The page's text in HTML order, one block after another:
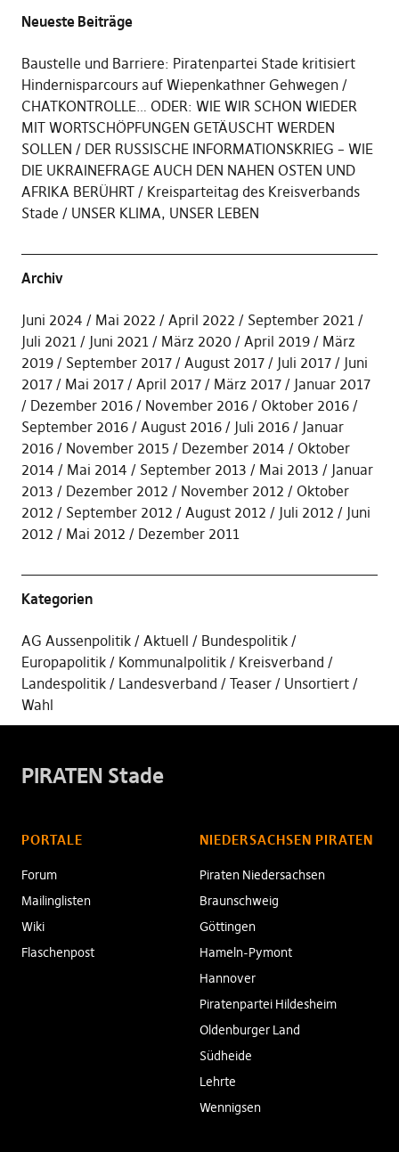
Neueste Beiträge
Baustelle und Barriere: Piratenpartei Stade kritisiert
Hindernisparcours auf Wiepenkathner Gehwegen
CHATKONTROLLE… ODER: WIE WIR SCHON WIEDER
MIT WORTSCHÖPFUNGEN GETÄUSCHT WERDEN
SOLLEN
DER RUSSISCHE INFORMATIONSKRIEG – WIE
DIE UKRAINEFRAGE AUCH DEN NAHEN OSTEN UND
AFRIKA BERÜHRT
Kreisparteitag des Kreisverbands
Stade
UNSER KLIMA, UNSER LEBEN
Archiv
Juni 2024 Mai 2022 April 2022
September 2021
Juli 2021
Juni 2021 März 2020 April 2019
März
2019
September 2017 August 2017 Juli 2017
Juni
2017
Mai 2017 April 2017 März 2017
Januar 2017
Dezember 2016
November 2016
Oktober 2016
September 2016
August 2016 Juli 2016
Januar
2016
November 2015 Dezember 2014
Oktober
2014
Mai 2014 September 2013 Mai 2013
Januar
2013
Dezember 2012 November 2012
Oktober
2012
September 2012 August 2012 Juli 2012
Juni
2012
Mai 2012 Dezember 2011
Kategorien
AG Aussenpolitik Aktuell
Bundespolitik
Europapolitik
Kommunalpolitik
Kreisverband
Landespolitik
Landesverband Teaser
Unsortiert
Wahl
PIRATEN Stade
PORTALE
Forum
Mailinglisten
Wiki
Flaschenpost
NIEDERSACHSEN PIRATEN
Piraten Niedersachsen
Braunschweig
Göttingen
Hameln-Pymont
Hannover
Piratenpartei Hildesheim
Oldenburger Land
Südheide
Lehrte
Wennigsen